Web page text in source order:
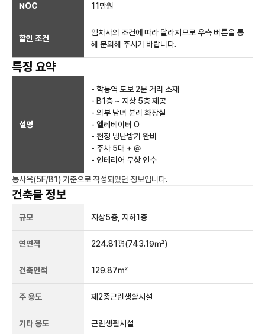
NOC 11만원
할인 조건
임차사의 조건에 따라 달라지므로 우측 버튼을 통
해 문의해 주시기 바랍니다.
특징 요약
설명
- 학동역 도보 2분 거리 소재
- B1층 ~ 지상 5층 제공
- 외부 남녀 분리 화장실
- 엘레베이터 O
- 천정 냉난방기 완비
- 주차 5대 + @
- 인테리어 무상 인수
통사옥(5F/B1) 기준으로 작성되었던 정보입니다.
건축물 정보
규모 지상5층, 지하1층
연면적 224.81평(743.19㎡)
건축면적 129.87㎡
주 용도 제2종근린생활시설
기타 용도 근린생활시설